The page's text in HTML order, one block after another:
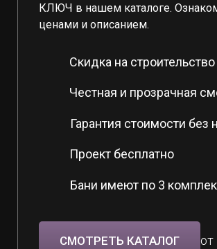
КЛЮЧ в нашем каталоге.
ценами и описанием.
Скидка на
Честная и прозрачная
Гарантия стоимости без
Проект бесплатно
Бани имеют по 3
СМОТРЕТЬ КАТАЛОГ от